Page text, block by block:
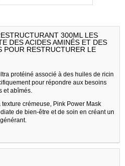
300ML LES
DES ACIDES AMINÉS ET DES
POUR RESTRUCTURER LE
protéiné associé à des huiles de ricin
pour répondre aux besoins
et abîmés.
crémeuse, Pink Power Mask
de bien-être et de soin en créant un